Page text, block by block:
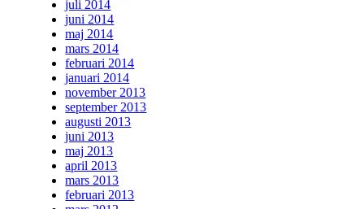
juli 2014
juni 2014
maj 2014
mars 2014
februari 2014
januari 2014
november 2013
september 2013
augusti 2013
juni 2013
maj 2013
april 2013
mars 2013
februari 2013